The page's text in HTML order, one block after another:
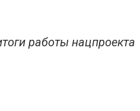
работы нацпроекта